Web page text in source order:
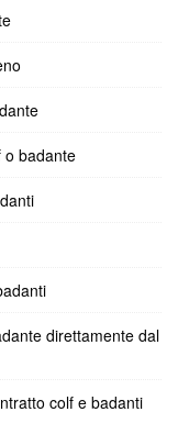
o badante
direttamente dal
colf e badanti